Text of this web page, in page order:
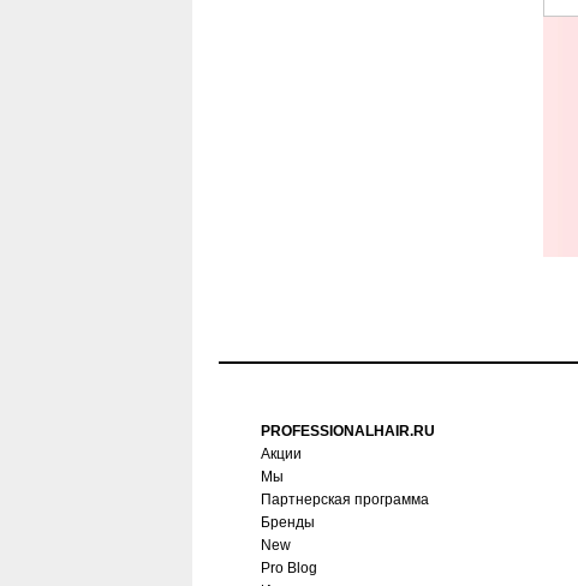
PROFESSIONALHAIR.RU
Акции
Мы
Партнерская программа
Бренды
New
Pro Blog